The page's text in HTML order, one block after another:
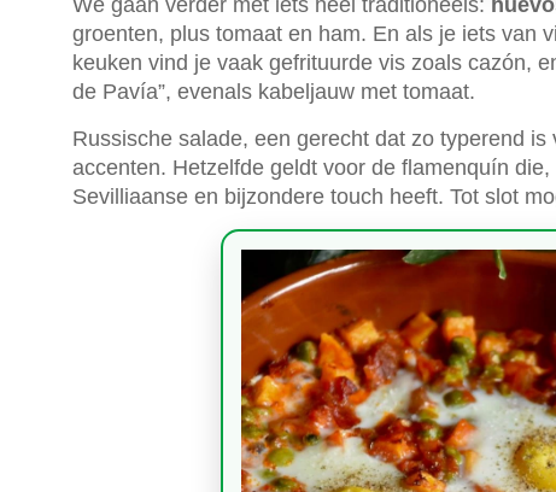
groenten, plus tomaat en ham. En als je iets van
keuken vind je vaak gefrituurde vis zoals cazón,
de Pavía”, evenals kabeljauw met tomaat.
Russische salade, een gerecht dat zo typerend
accenten. Hetzelfde geldt voor de flamenquín
Sevilliaanse en bijzondere touch heeft. Tot slot